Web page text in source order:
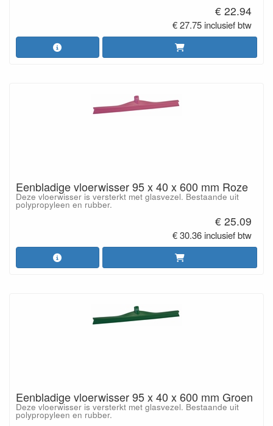
€ 22.94
€ 27.75 inclusief btw
Eenbladige vloerwisser 95 x 40 x 600 mm Roze
Deze vloerwisser is versterkt met glasvezel. Bestaande uit
polypropyleen en rubber.
€ 25.09
€ 30.36 inclusief btw
Eenbladige vloerwisser 95 x 40 x 600 mm Groen
Deze vloerwisser is versterkt met glasvezel. Bestaande uit
polypropyleen en rubber.